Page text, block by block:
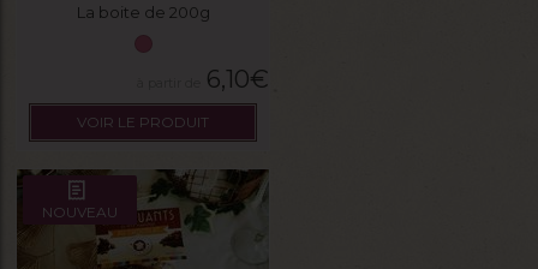
La boite de 200g
6,10€
VOIR LE PRODUIT
NOUVEAU